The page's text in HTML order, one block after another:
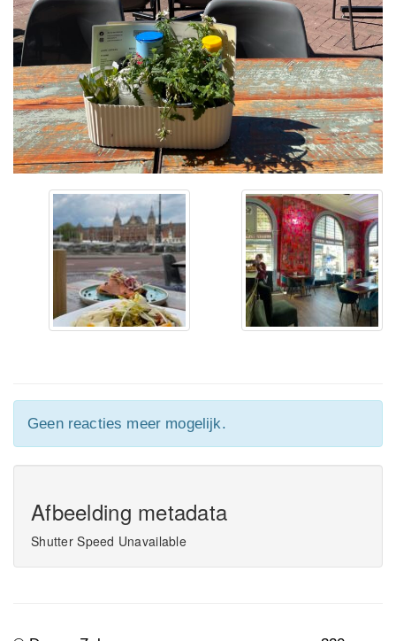
Geen reacties meer mogelijk.
Afbeelding metadata
Shutter Speed Unavailable